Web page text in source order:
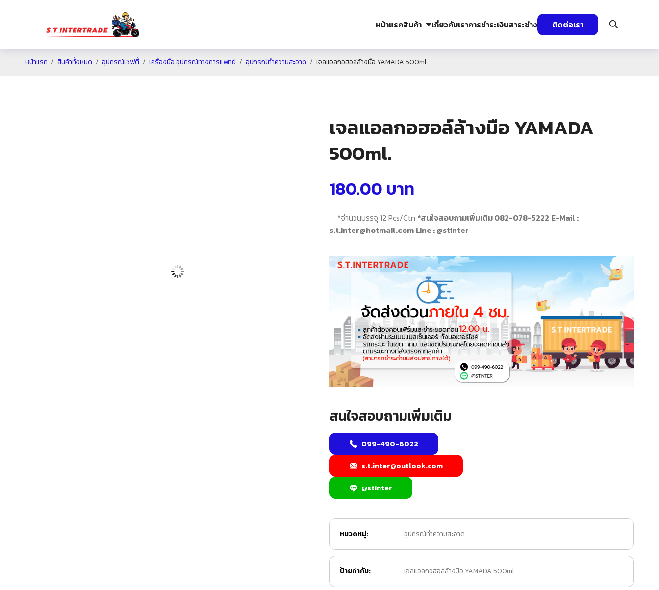
หน้าแรกสินค้า เกี่ยวกับเราการชำระเงินสาระช่าง ติดต่อเรา
หน้าแรก สินค้าทั้งหมด อุปกรณ์เซฟตี้ เครื่องมือ อุปกรณ์ทางการแพทย์ อุปกรณ์ทำความสะอาด เจลแอลกอฮอล์ล้างมือ YAMADA 500ml.
เจลแอลกอฮอล์ล้างมือ YAMADA
500ml.
180.00 บาท
*จำนวนบรรจุ 12 Pcs/Ctn *สนใจสอบถามเพิ่มเติม 082-078-5222 E-Mail :
s.t.inter@hotmail.com Line : @stinter
สนใจสอบถามเพิ่มเติม
099-490-6022
s.t.inter@outlook.com
@stinter
หมวดหมู่: อุปกรณ์ทำความสะอาด
ป้ายกำกับ: เจลแอลกอฮอล์ล้างมือ YAMADA 500ml.